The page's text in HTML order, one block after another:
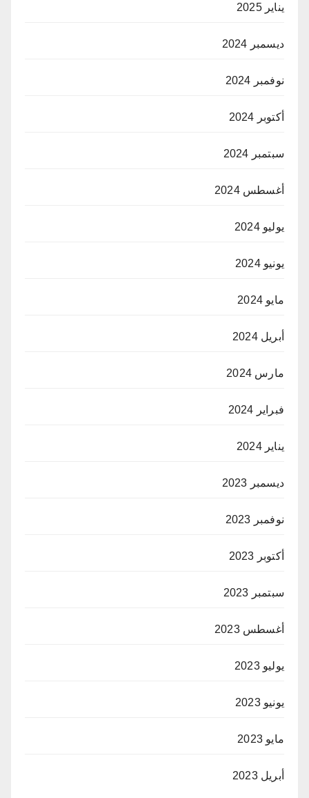
يناير 2025
ديسمبر 2024
نوفمبر 2024
أكتوبر 2024
سبتمبر 2024
أغسطس 2024
يوليو 2024
يونيو 2024
مايو 2024
أبريل 2024
مارس 2024
فبراير 2024
يناير 2024
ديسمبر 2023
نوفمبر 2023
أكتوبر 2023
سبتمبر 2023
أغسطس 2023
يوليو 2023
يونيو 2023
مايو 2023
أبريل 2023